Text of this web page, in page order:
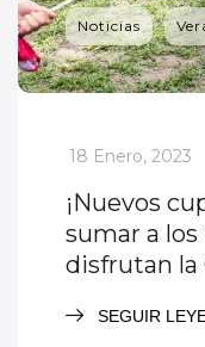
Noticias
_
18 Enero, 2023
¡Nuevos
sumar a los
disfrutan la
SEGUIR